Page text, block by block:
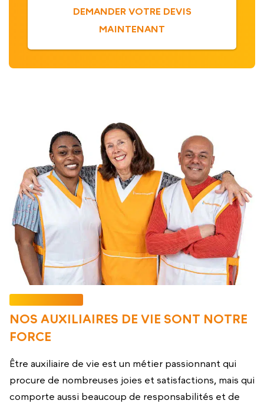
DEMANDER VOTRE DEVIS
MAINTENANT
NOS AUXILIAIRES DE VIE SONT NOTRE
FORCE
Être auxiliaire de vie est un métier passionnant qui
procure de nombreuses joies et satisfactions, mais qui
comporte aussi beaucoup de responsabilités et de